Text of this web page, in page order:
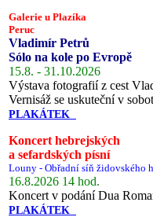
Galerie u Plazíka
Peruc
Vladimír Petrů
Sólo na kole po Evropě
15.8. - 31.10.2026
Výstava fotografií z cest
Vernisáž se uskuteční v
PLAKÁTEK
Koncert hebrejských
a sefardských písní
Louny - Obřadní síň židovského
16.8.2026 14 hod.
Koncert v podání Dua
PLAKÁTEK